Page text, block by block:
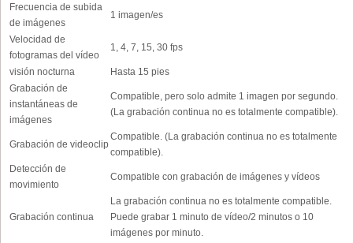
Frecuencia de subida
de imágenes
1 imagen/es
Velocidad de
fotogramas del vídeo
1, 4, 7, 15, 30 fps
visión nocturna
Hasta 15 pies
Grabación de
instantáneas de
imágenes
Compatible, pero solo admite 1 imagen por segundo.
(La grabación continua no es totalmente compatible).
Grabación de videoclip
Compatible. (La grabación continua no es totalmente
compatible).
Detección de
movimiento
Compatible con grabación de imágenes y vídeos
Grabación continua
La grabación continua no es totalmente compatible.
Puede grabar 1 minuto de vídeo/2 minutos o 10
imágenes por minuto.